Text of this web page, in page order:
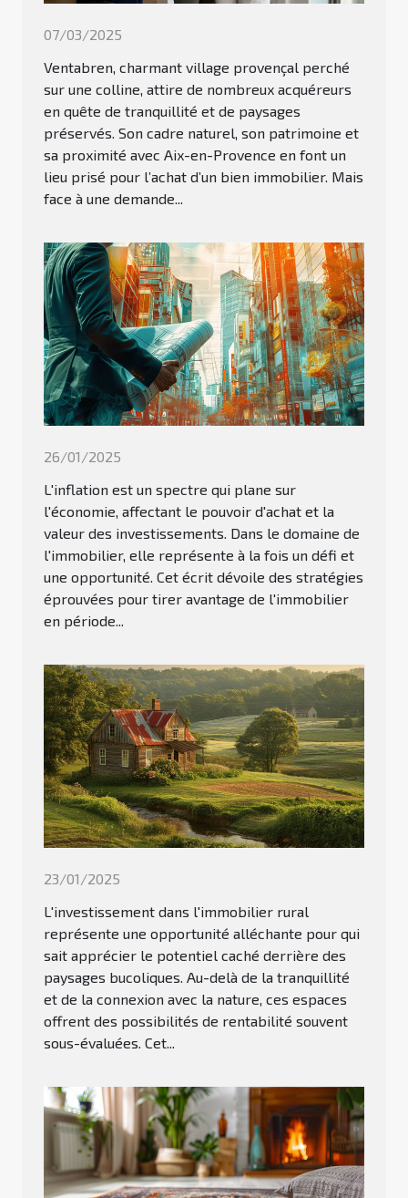
07/03/2025
Ventabren, charmant village provençal perché
sur une colline, attire de nombreux acquéreurs
en quête de tranquillité et de paysages
préservés. Son cadre naturel, son patrimoine et
sa proximité avec Aix-en-Provence en font un
lieu prisé pour l’achat d’un bien immobilier. Mais
face à une demande...
26/01/2025
L'inflation est un spectre qui plane sur
l'économie, affectant le pouvoir d'achat et la
valeur des investissements. Dans le domaine de
l'immobilier, elle représente à la fois un défi et
une opportunité. Cet écrit dévoile des stratégies
éprouvées pour tirer avantage de l'immobilier
en période...
23/01/2025
L'investissement dans l'immobilier rural
représente une opportunité alléchante pour qui
sait apprécier le potentiel caché derrière des
paysages bucoliques. Au-delà de la tranquillité
et de la connexion avec la nature, ces espaces
offrent des possibilités de rentabilité souvent
sous-évaluées. Cet...